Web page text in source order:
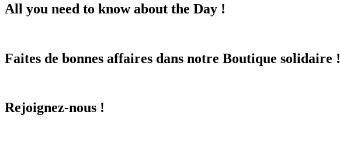
All you need to know about the Day !
Faites de bonnes affaires dans notre Boutique solidaire !
Rejoignez-nous !